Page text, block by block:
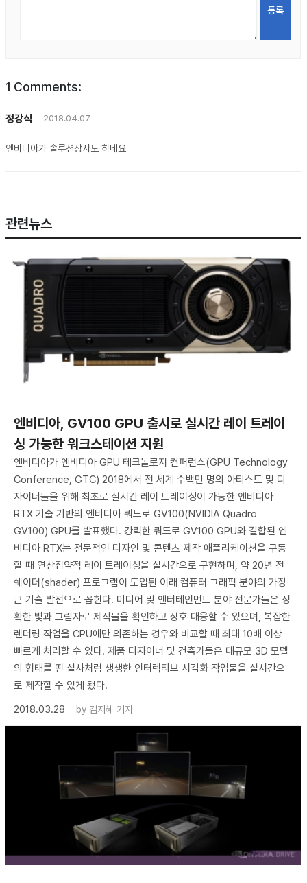
1 Comments:
정강식 2018.04.07
엔비디아가 솔루션장사도 하네요
관련뉴스
엔비디아, GV100 GPU 출시로 실시간 레이 트레이
싱 가능한 워크스테이션 지원
엔비디아가 엔비디아 GPU 테크놀로지 컨퍼런스(GPU Technology
Conference, GTC) 2018에서 전 세계 수백만 명의 아티스트 및 디
자이너들을 위해 최초로 실시간 레이 트레이싱이 가능한 엔비디아
RTX 기술 기반의 엔비디아 쿼드로 GV100(NVIDIA Quadro
GV100) GPU를 발표했다. 강력한 쿼드로 GV100 GPU와 결합된 엔
비디아 RTX는 전문적인 디자인 및 콘텐츠 제작 애플리케이션을 구동
할 때 연산집약적 레이 트레이싱을 실시간으로 구현하며, 약 20년 전
쉐이더(shader) 프로그램이 도입된 이래 컴퓨터 그래픽 분야의 가장
큰 기술 발전으로 꼽힌다. 미디어 및 엔터테인먼트 분야 전문가들은 정
확한 빛과 그림자로 제작물을 확인하고 상호 대응할 수 있으며, 복잡한
렌더링 작업을 CPU에만 의존하는 경우와 비교할 때 최대 10배 이상
빠르게 처리할 수 있다. 제품 디자이너 및 건축가들은 대규모 3D 모델
의 형태를 띤 실사처럼 생생한 인터렉티브 시각화 작업물을 실시간으
로 제작할 수 있게 됐다.
2018.03.28
by 김지혜 기자